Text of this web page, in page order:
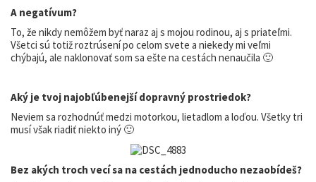
A negatívum?
To, že nikdy nemôžem byť naraz aj s mojou rodinou, aj s priateľmi.
Všetci sú totiž roztrúsení po celom svete a niekedy mi veľmi
chýbajú, ale naklonovať som sa ešte na cestách nenaučila 🙂
Aký je tvoj najobľúbenejší dopravný prostriedok?
Neviem sa rozhodnúť medzi motorkou, lietadlom a loďou. Všetky tri
musí však riadiť niekto iný 🙂
Bez akých troch vecí sa na cestách jednoducho nezaobídeš?